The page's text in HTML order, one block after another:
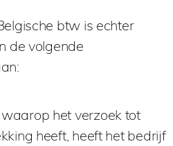
btw is echter
de volgende
het verzoek tot
heeft, heeft het bedrijf